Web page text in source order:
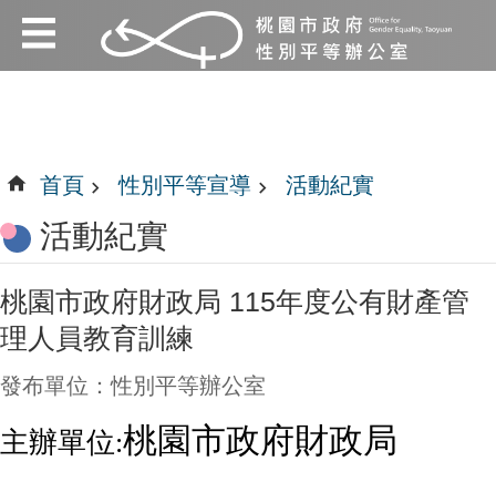
跳到主要內容區塊
:::
:::
首頁 性別平等宣導 活動紀實
活動紀實
桃園市政府財政局 115年度公有財產管
理人員教育訓練
發布單位：性別平等辦公室
主辦單位:桃園市政府財政局